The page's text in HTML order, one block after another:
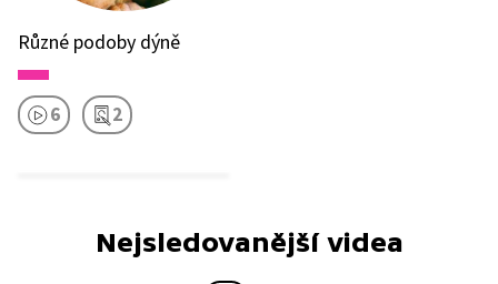
Různé podoby dýně
6 2
Nejsledovanější videa